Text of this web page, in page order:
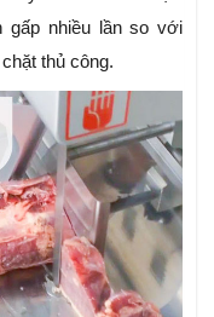
gấp nhiều lần so với
thủ công.